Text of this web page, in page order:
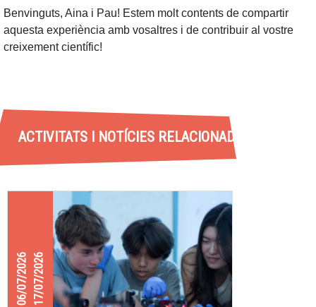
Benvinguts, Aina i Pau! Estem molt contents de compartir
aquesta experiència amb vosaltres i de contribuir al vostre
creixement científic!
ACTIVITATS I NOTÍCIES RELACIONADES
06/07/202617/07/2026